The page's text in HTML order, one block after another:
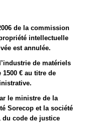
de la commission
intellectuelle
est annulée.
de matériels
€ au titre de
le ministre de la
Sorecop et la société
du code de justice